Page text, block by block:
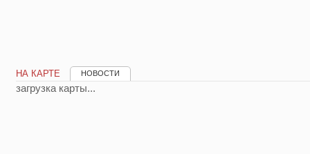
НА КАРТЕ НОВОСТИ
загрузка карты...